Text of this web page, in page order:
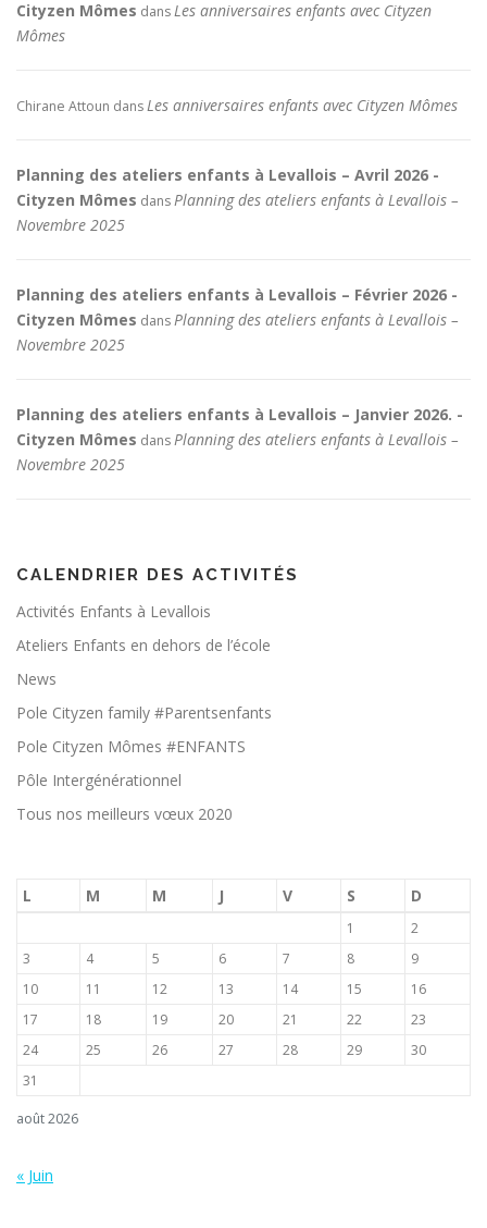
Cityzen Mômes dansLes anniversaires enfants avec Cityzen
Mômes
Chirane Attoun dansLes anniversaires enfants avec Cityzen Mômes
Planning des ateliers enfants à Levallois – Avril 2026 -
Cityzen Mômes dansPlanning des ateliers enfants à Levallois –
Novembre 2025
Planning des ateliers enfants à Levallois – Février 2026 -
Cityzen Mômes dansPlanning des ateliers enfants à Levallois –
Novembre 2025
Planning des ateliers enfants à Levallois – Janvier 2026. -
Cityzen Mômes dansPlanning des ateliers enfants à Levallois –
Novembre 2025
CALENDRIER DES ACTIVITÉS
Activités Enfants à Levallois
Ateliers Enfants en dehors de l’école
News
Pole Cityzen family #Parentsenfants
Pole Cityzen Mômes #ENFANTS
Pôle Intergénérationnel
Tous nos meilleurs vœux 2020
août 2026
L M M J V S D
1
2
3
4 5 6 7 8
9
10
11 12 13 14 15
16
17
18 19 20 21 22
23
24
25 26 27 28 29
30
31
« Juin